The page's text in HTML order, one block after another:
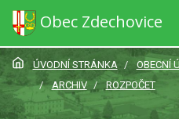
Obec Zdechovice
ÚVODNÍ STRÁNKA OBECNÍ
ARCHIV
ROZPOČET